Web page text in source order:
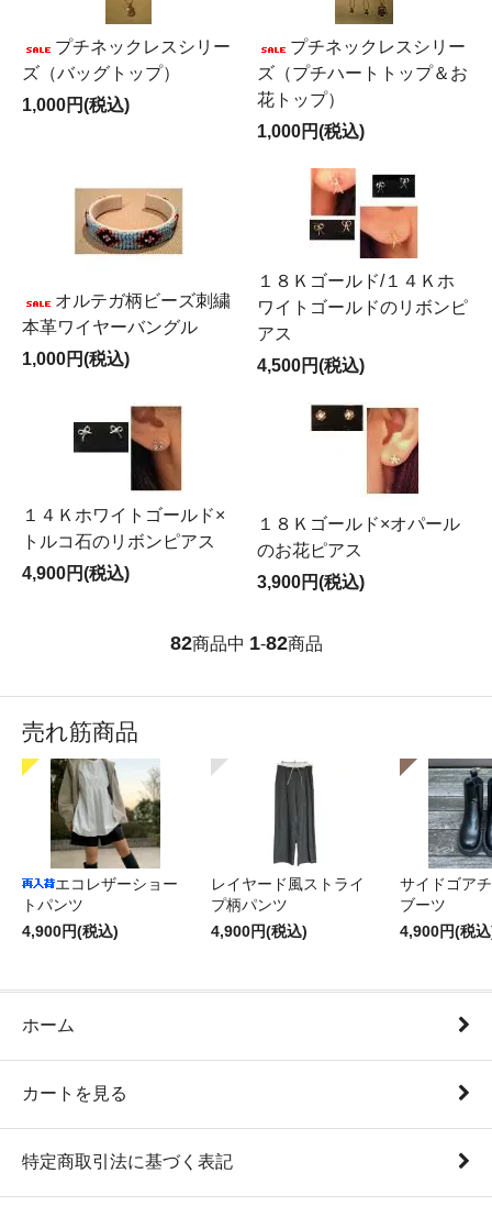
プチネックレスシリー
ズ（バッグトップ）
1,000円(税込)
プチネックレスシリー
ズ（プチハートトップ＆お
花トップ）
1,000円(税込)
オルテガ柄ビーズ刺繍
本革ワイヤーバングル
1,000円(税込)
１８Ｋゴールド/１４Ｋホ
ワイトゴールドのリボンピ
アス
4,500円(税込)
１４Ｋホワイトゴールド×
トルコ石のリボンピアス
4,900円(税込)
１８Ｋゴールド×オパール
のお花ピアス
3,900円(税込)
82商品中 1-82商品
売れ筋商品
エコレザーショー
トパンツ
4,900円(税込)
レイヤード風ストライ
プ柄パンツ
4,900円(税込)
サイドゴア
ブーツ
4,900円(税
ホーム
カートを見る
特定商取引法に基づく表記